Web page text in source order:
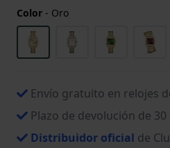
Color - Oro
Envío gratuito en relojes
Plazo de devolución de 30
Distribuidor oficial de